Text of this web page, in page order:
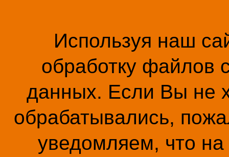
Используя наш
обработку файлов
данных. Если Вы не
обрабатывались,
уведомляем, что на